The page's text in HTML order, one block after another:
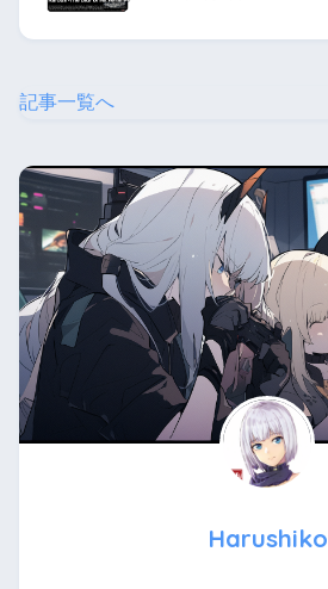
記事一覧へ
Harushiko